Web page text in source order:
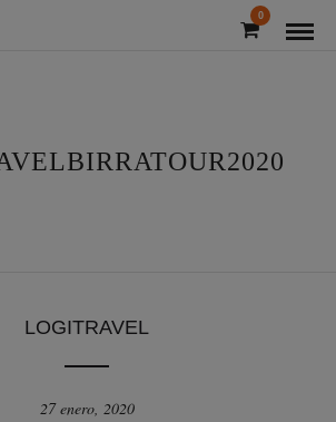
0
LOGITRAVEL
27 enero, 2020